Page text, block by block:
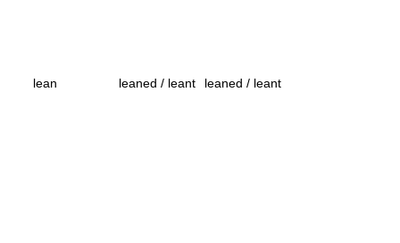
lean leaned / leant leaned / leant